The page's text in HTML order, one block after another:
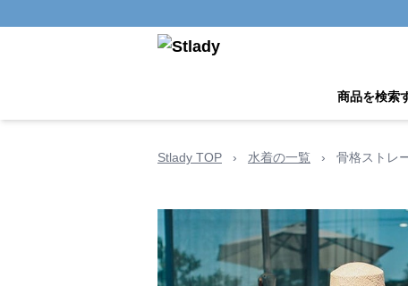
商品を検索
Stlady TOP › 水着の一覧 › 骨格ストレ